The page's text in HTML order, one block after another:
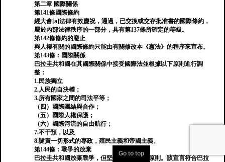
第二章 國際關係
第141條國際條約
經大會[a]法律有效慶祝，通過，已交換或交存批准書的國際條約，
屬於內部法律秩序的一部分，具有第137條所確定的等級。
第142條條約的廢止
與人權有關的國際條約只能由有關修改本《憲法》的程序來宣布。
第143條：國際關係
巴拉圭共和國在其國際關係中接受國際法並根據以下原則進行調
整：
1.民族獨立
2.人民的自決權；
3.所有國家之間的司法平等；
（四）國際團結與合作；
（五）國際人權保護；
（六）國際河流的自由航行；
7.不干預，以及
8.譴責一切形式的專政，殖民主義和帝國主義。
第144條：戰爭的放棄
巴拉圭共和國放棄戰爭，但堅持合法防禦的原則。該宣言符合巴拉
Go to top